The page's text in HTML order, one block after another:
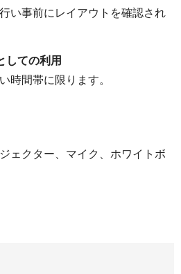
い事前にレイアウトを確認され
しての利用
時間帯に限ります。
ェクター、マイク、ホワイトボ